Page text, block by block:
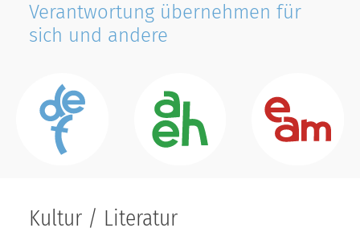
Verantwortung übernehmen für
sich und andere
Kultur / Literatur